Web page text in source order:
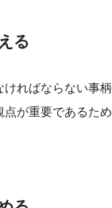
る
ればならない事
が重要であるた